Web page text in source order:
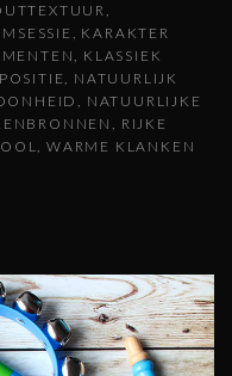
KARAKTER
KLASSIEK
NATUURLIJK
NATUURLIJKE
RIJKE
WARME KLANKEN